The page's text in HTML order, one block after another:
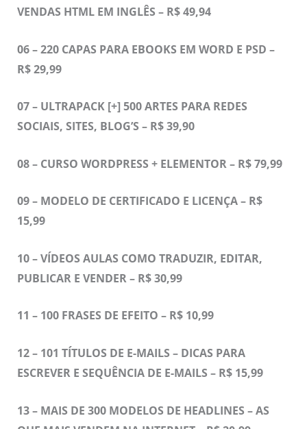
VENDAS HTML EM INGLÊS – R$ 49,94
06 – 220 CAPAS PARA EBOOKS EM WORD E PSD –
R$ 29,99
07 – ULTRAPACK [+] 500 ARTES PARA REDES
SOCIAIS, SITES, BLOG’S – R$ 39,90
08 – CURSO WORDPRESS + ELEMENTOR – R$ 79,99
09 – MODELO DE CERTIFICADO E LICENÇA – R$
15,99
10 – VÍDEOS AULAS COMO TRADUZIR, EDITAR,
PUBLICAR E VENDER – R$ 30,99
11 – 100 FRASES DE EFEITO – R$ 10,99
12 – 101 TÍTULOS DE E-MAILS – DICAS PARA
ESCREVER E SEQUÊNCIA DE E-MAILS – R$ 15,99
13 – MAIS DE 300 MODELOS DE HEADLINES – AS